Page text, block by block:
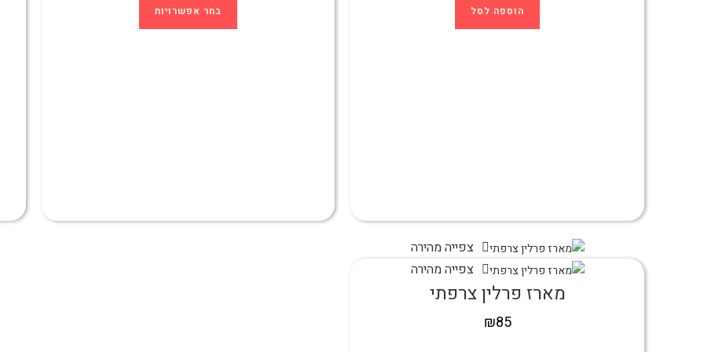
הוספה לסל בחר אפשרויות
צפייה מהירה
צפייה מהירה
מארז פרלין צרפתי
₪85